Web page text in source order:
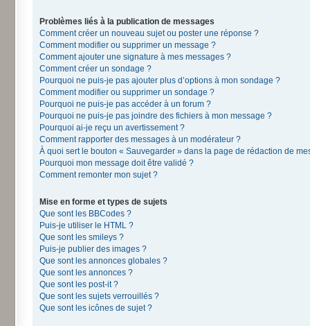
Problèmes liés à la publication de messages
Comment créer un nouveau sujet ou poster une réponse ?
Comment modifier ou supprimer un message ?
Comment ajouter une signature à mes messages ?
Comment créer un sondage ?
Pourquoi ne puis-je pas ajouter plus d’options à mon sondage ?
Comment modifier ou supprimer un sondage ?
Pourquoi ne puis-je pas accéder à un forum ?
Pourquoi ne puis-je pas joindre des fichiers à mon message ?
Pourquoi ai-je reçu un avertissement ?
Comment rapporter des messages à un modérateur ?
À quoi sert le bouton « Sauvegarder » dans la page de rédaction de
Pourquoi mon message doit être validé ?
Comment remonter mon sujet ?
Mise en forme et types de sujets
Que sont les BBCodes ?
Puis-je utiliser le HTML ?
Que sont les smileys ?
Puis-je publier des images ?
Que sont les annonces globales ?
Que sont les annonces ?
Que sont les post-it ?
Que sont les sujets verrouillés ?
Que sont les icônes de sujet ?